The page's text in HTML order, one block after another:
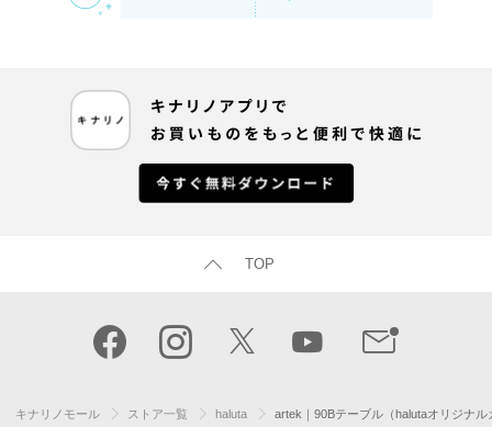
TOP
キナリノモール ストア一覧 haluta artek｜90Bテーブル（halutaオリジナル